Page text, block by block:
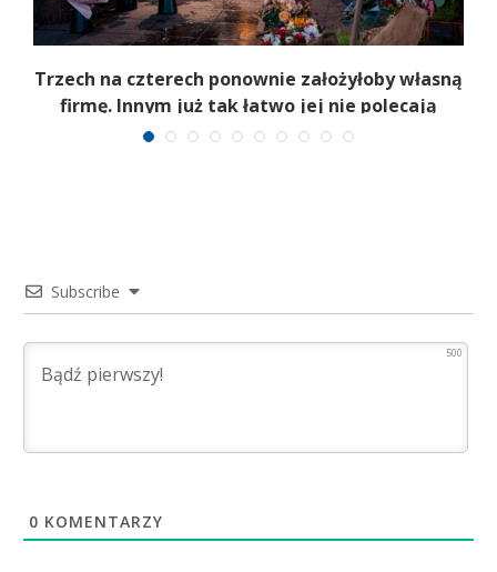
Trzech na czterech ponownie założyłoby własną
firmę. Innym już tak łatwo jej nie polecają
Subscribe
500
0 KOMENTARZY